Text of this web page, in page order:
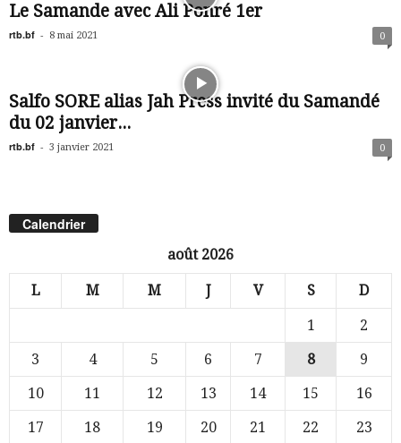
Le Samande avec Ali Ponré 1er
rtb.bf - 8 mai 2021 0
Salfo SORE alias Jah Press invité du Samandé
du 02 janvier...
rtb.bf - 3 janvier 2021 0
Calendrier
août 2026
L M M J V S D
1
2
3
4 5 6 7 8
9
10
11 12 13 14 15
16
17
18 19 20 21 22
23